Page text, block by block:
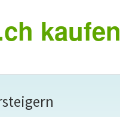
kaufen